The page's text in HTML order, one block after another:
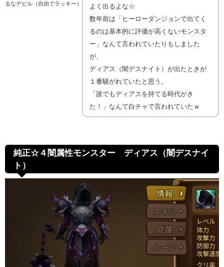
るなデビル（自由でラッキー）
よく出るよな☆
数年前は「ヒーローダンジョンで出てく
るのは基本的に評価が高くないモンスタ
ー」なんて言われていたりもしました
が、
ディアス（闇デスナイト）が出たときが
１番騒がれていたと思う。
「誰でもディアスを持てる時代がき
た！」なんて白チャで言われていたｗ
純正☆４闇属性モンスター ディアス（闇デスナイ
ト）